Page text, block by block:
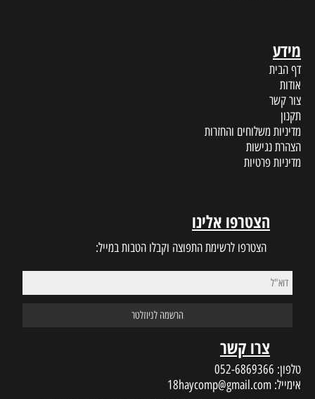
מידע
דף הבית
אודות
צור קשר
תקנון
מדיניות משלוחים והחזרות
הצהרת נגישות
מדיניות פרטיות
הצטרפו אלינו
הצטרפו לרשימת התפוצה וקבלו הטבות במייל:
צרו קשר
טלפון: 052-6869366
אימייל: 18haycomp@gmail.com